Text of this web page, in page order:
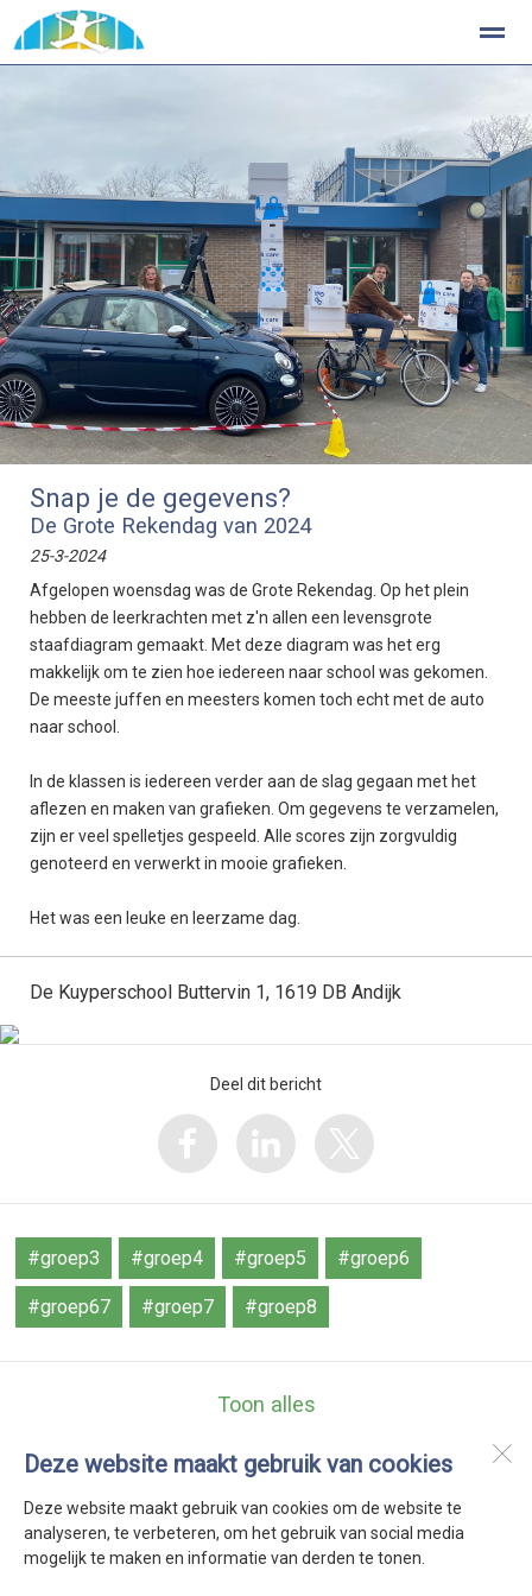
Home Foto's Zoeken
Deze website maakt gebruik van cookies
Deze website maakt gebruik van cookies om de website te
analyseren, te verbeteren, om het gebruik van social media
mogelijk te maken en informatie van derden te tonen.
Snap je de gegevens?
De Grote Rekendag van 2024
25-3-2024
Afgelopen woensdag was de Grote Rekendag. Op het plein
hebben de leerkrachten met z'n allen een levensgrote
staafdiagram gemaakt. Met deze diagram was het erg
makkelijk om te zien hoe iedereen naar school was gekomen.
De meeste juffen en meesters komen toch echt met de auto
naar school.
In de klassen is iedereen verder aan de slag gegaan met het
aflezen en maken van grafieken. Om gegevens te verzamelen,
zijn er veel spelletjes gespeeld. Alle scores zijn zorgvuldig
genoteerd en verwerkt in mooie grafieken.
Het was een leuke en leerzame dag.
De Kuyperschool Buttervin 1, 1619 DB Andijk
Deel dit bericht
#groep3 #groep4 #groep5 #groep6
#groep67 #groep7 #groep8
Toon alles
Buttervin 1
1619 DB
Andijk